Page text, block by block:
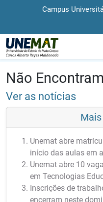
Campus
Página Inicial
Não
Ver as notícias
Unemat abre
início das aulas em
Unemat abre 10
em Tecnologias
Inscrições de
encerram neste